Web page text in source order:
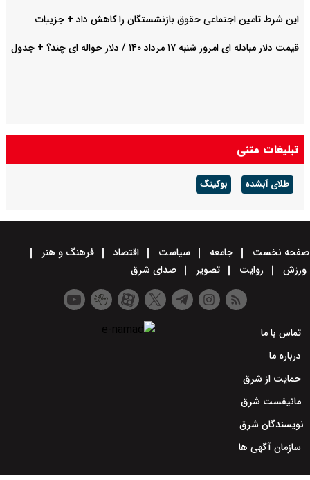
این شرط تامین اجتماعی حقوق بازنشستگان را کاهش داد + جزییات
قیمت دلار مبادله ای امروز شنبه ۱۷ مرداد ۱۴۰ / دلار حواله ای چند؟ + جدول
تبلیغات متنی
طلای آبشده بوکینگ
صفحه نخست جامعه سیاست اقتصاد
فرهنگ و هنر
ورزش
روایت تصویر صدای شرق
تماس با ما
درباره ما
حمایت از شرق
مانیفست شرق
نویسندگان شرق
سازمان آگهی ها